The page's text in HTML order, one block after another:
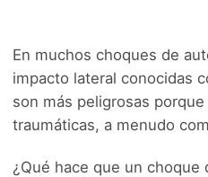
En muchos choques de
impacto lateral conocidas
son más peligrosas
traumáticas, a menudo
¿Qué hace que un choque